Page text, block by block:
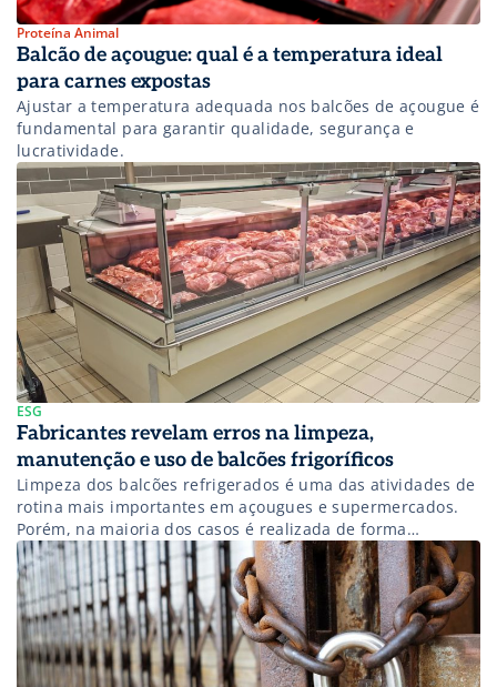
Proteína Animal
Balcão de açougue: qual é a temperatura ideal
para carnes expostas
Ajustar a temperatura adequada nos balcões de açougue é
fundamental para garantir qualidade, segurança e
lucratividade.
ESG
Fabricantes revelam erros na limpeza,
manutenção e uso de balcões frigoríficos
Limpeza dos balcões refrigerados é uma das atividades de
rotina mais importantes em açougues e supermercados.
Porém, na maioria dos casos é realizada de forma
recorrente pelos estabelecimentos. Muitos destes
estabelecimentos não fazem a limpeza de forma correta.
Assim, com o passar do tempo, a higienização dos balcões
começa a se tornar irregular e incompleta. […]